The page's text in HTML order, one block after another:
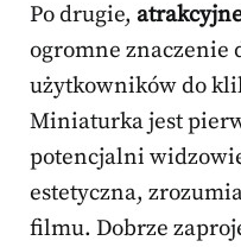
Po drugie,
ogromne znaczenie
użytkowników do
Miniaturka jest
potencjalni
estetyczna,
filmu. Dobrze